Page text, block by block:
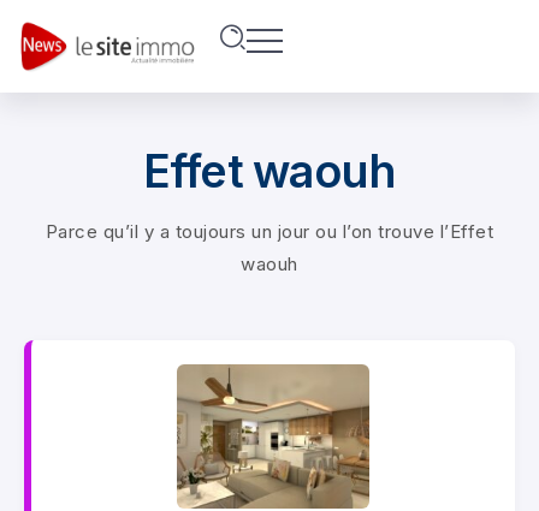
Effet waouh
Parce qu’il y a toujours un jour ou l’on trouve l’Effet
waouh